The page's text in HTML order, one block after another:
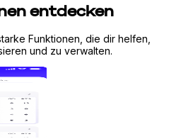
entdecken
Funktionen, die dir helfen,
und zu verwalten.